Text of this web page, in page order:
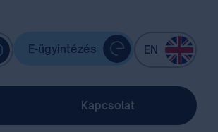
E-ügyintézés EN
Kapcsolat